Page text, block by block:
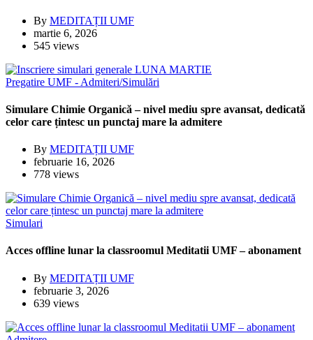
By MEDITAȚII UMF
martie 6, 2026
545 views
Pregatire UMF - Admiteri/Simulări
Simulare Chimie Organică – nivel mediu spre avansat, dedicată
celor care țintesc un punctaj mare la admitere
By MEDITAȚII UMF
februarie 16, 2026
778 views
Simulari
Acces offline lunar la classroomul Meditatii UMF – abonament
By MEDITAȚII UMF
februarie 3, 2026
639 views